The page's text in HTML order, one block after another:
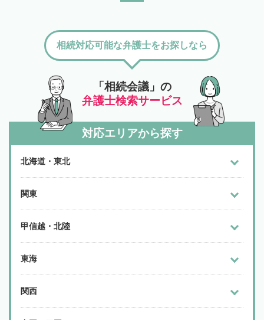
「相続会議」の
弁護士検索サービス
相続対応可能な弁護士をお探しなら
対応エリアから探す
北海道・東北
関東
甲信越・北陸
東海
関西